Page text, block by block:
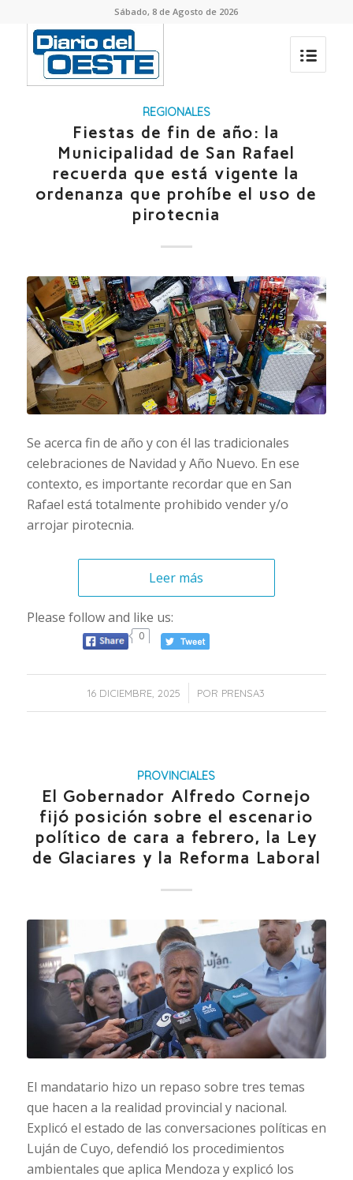
Sábado, 8 de Agosto de 2026
REGIONALES
Fiestas de fin de año: la
Municipalidad de San Rafael
recuerda que está vigente la
ordenanza que prohíbe el uso de
pirotecnia
Se acerca fin de año y con él las tradicionales
celebraciones de Navidad y Año Nuevo. En ese
contexto, es importante recordar que en San
Rafael está totalmente prohibido vender y/o
arrojar pirotecnia.
Leer más
Please follow and like us:
0
16 DICIEMBRE, 2025
/ POR PRENSA3
PROVINCIALES
El Gobernador Alfredo Cornejo
fijó posición sobre el escenario
político de cara a febrero, la Ley
de Glaciares y la Reforma Laboral
El mandatario hizo un repaso sobre tres temas
que hacen a la realidad provincial y nacional.
Explicó el estado de las conversaciones políticas en
Luján de Cuyo, defendió los procedimientos
ambientales que aplica Mendoza y explicó los